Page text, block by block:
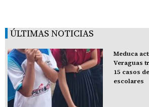
ÚLTIMAS NOTICIAS
Meduca
Veraguas
15 casos
escolares